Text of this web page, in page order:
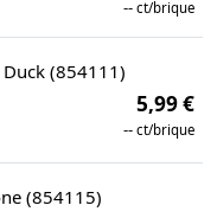
-- ct/brique
(854111)
5,99 €
-- ct/brique
(854115)